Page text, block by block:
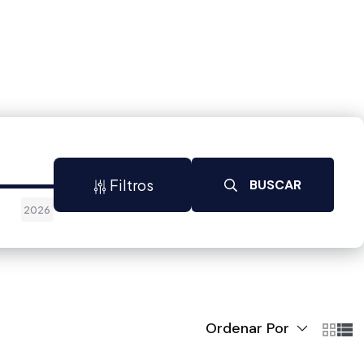
2026
Filtros BUSCAR
Ordenar Por